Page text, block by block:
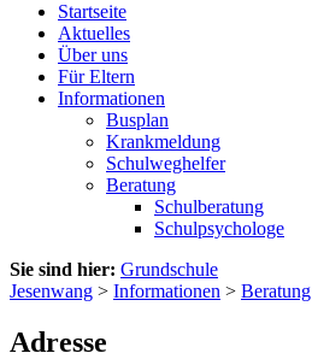
Startseite
Aktuelles
Über uns
Für Eltern
Informationen
Busplan
Krankmeldung
Schulweghelfer
Beratung
Schulberatung
Schulpsychologe
Sie sind hier: Grundschule
Jesenwang > Informationen > Beratung
Adresse